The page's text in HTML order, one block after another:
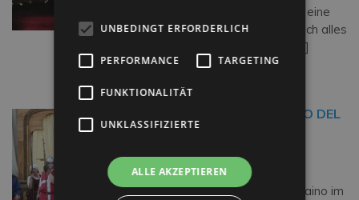
diesem großen Event teil: eine
besondere Nacht, in der sich alles
Rosa färbt. Seit Jahren […]
Weiterlesen…
MONDAINO UND “PALIO DEL
DAINO”
„Palio del Daino“ –
Mittelalterliches Fest in
Mondaino Der Palio del Daino im
UNBEDINGT ERFORDERLICH
PERFORMANCE TARGETING
FUNKTIONALITÄT
UNKLASSIFIZIERTE
ALLE AKZEPTIEREN